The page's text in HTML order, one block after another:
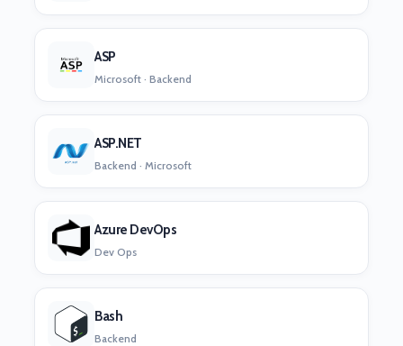
ASP
Microsoft · Backend
ASP.NET
Backend · Microsoft
Azure DevOps
Dev Ops
Bash
Backend